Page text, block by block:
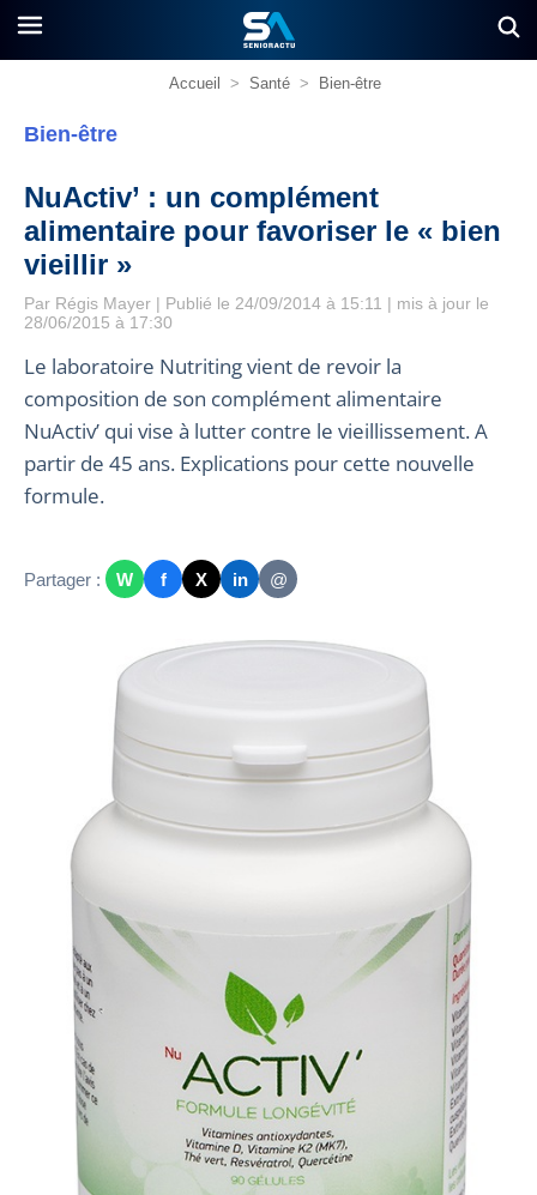
Accueil > Santé > Bien-être
Bien-être
NuActiv’ : un complément
alimentaire pour favoriser le « bien
vieillir »
Par Régis Mayer | Publié le 24/09/2014 à 15:11 | mis à jour le
28/06/2015 à 17:30
Le laboratoire Nutriting vient de revoir la
composition de son complément alimentaire
NuActiv’ qui vise à lutter contre le vieillissement. A
partir de 45 ans. Explications pour cette nouvelle
formule.
Partager : W f X in @